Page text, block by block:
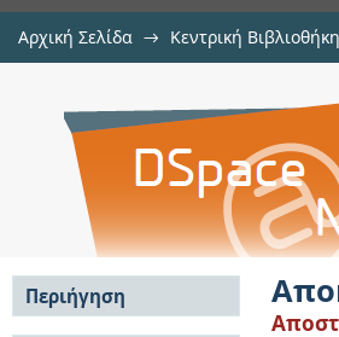
Αρχική Σελίδα → Κεντρική
Αποκεντρωμένη
Περιήγηση